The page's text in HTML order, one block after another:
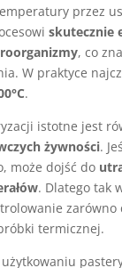
przez
skutecznie
, co
W praktyce
.
istotne jest
żywności.
może dojść do
. Dlatego tak
zarówno
termicznej.